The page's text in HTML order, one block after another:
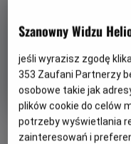
OBSERWUJ
tytuł
The
Czas
trwania
119 min
Szanowny Widzu
jeśli wyrazisz zgodę
353 Zaufani Partnerzy
osobowe takie jak
plików cookie do celów
potrzeby wyświetlania
zainteresowań i